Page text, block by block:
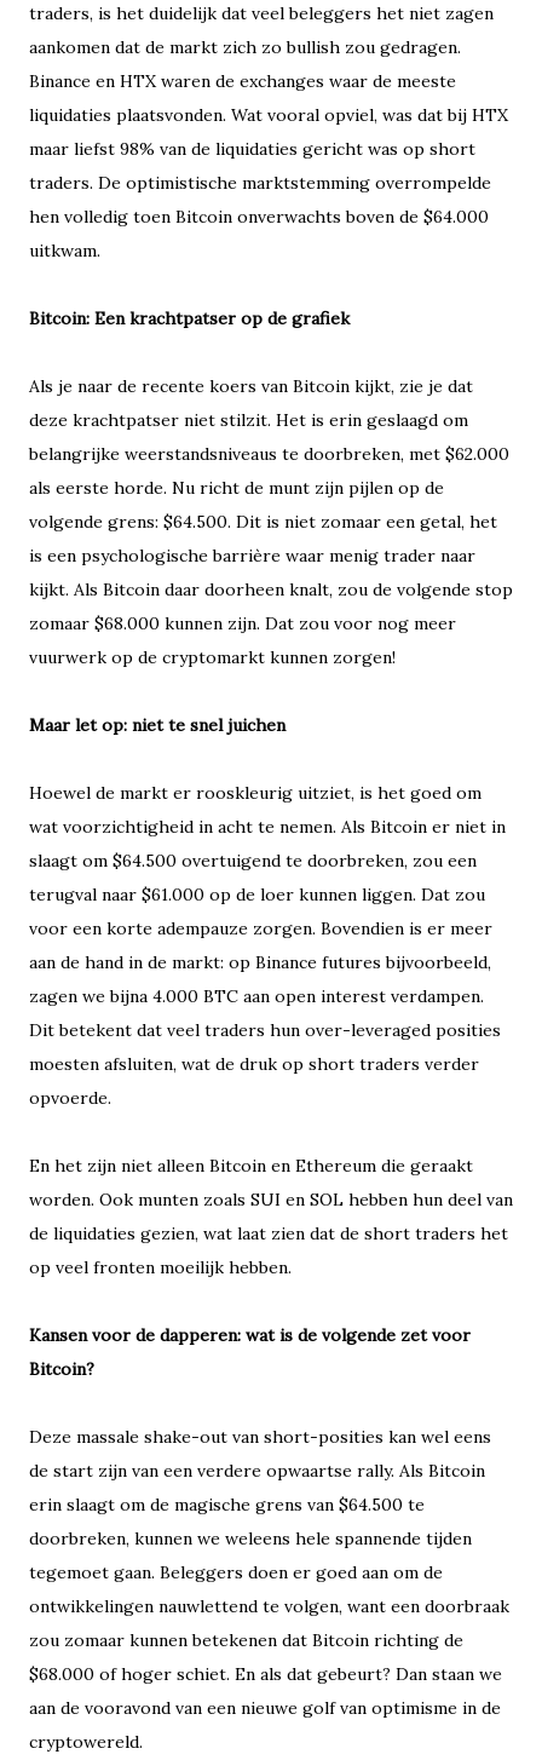
traders, is het duidelijk dat veel beleggers het niet zagen
aankomen dat de markt zich zo bullish zou gedragen.
Binance en HTX waren de exchanges waar de meeste
liquidaties plaatsvonden. Wat vooral opviel, was dat bij HTX
maar liefst 98% van de liquidaties gericht was op short
traders. De optimistische marktstemming overrompelde
hen volledig toen Bitcoin onverwachts boven de $64.000
uitkwam.
Bitcoin: Een krachtpatser op de grafiek
Als je naar de recente koers van Bitcoin kijkt, zie je dat
deze krachtpatser niet stilzit. Het is erin geslaagd om
belangrijke weerstandsniveaus te doorbreken, met $62.000
als eerste horde. Nu richt de munt zijn pijlen op de
volgende grens: $64.500. Dit is niet zomaar een getal, het
is een psychologische barrière waar menig trader naar
kijkt. Als Bitcoin daar doorheen knalt, zou de volgende stop
zomaar $68.000 kunnen zijn. Dat zou voor nog meer
vuurwerk op de cryptomarkt kunnen zorgen!
Maar let op: niet te snel juichen
Hoewel de markt er rooskleurig uitziet, is het goed om
wat voorzichtigheid in acht te nemen. Als Bitcoin er niet in
slaagt om $64.500 overtuigend te doorbreken, zou een
terugval naar $61.000 op de loer kunnen liggen. Dat zou
voor een korte adempauze zorgen. Bovendien is er meer
aan de hand in de markt: op Binance futures bijvoorbeeld,
zagen we bijna 4.000 BTC aan open interest verdampen.
Dit betekent dat veel traders hun over-leveraged posities
moesten afsluiten, wat de druk op short traders verder
opvoerde.
En het zijn niet alleen Bitcoin en Ethereum die geraakt
worden. Ook munten zoals SUI en SOL hebben hun deel van
de liquidaties gezien, wat laat zien dat de short traders het
op veel fronten moeilijk hebben.
Kansen voor de dapperen: wat is de volgende zet voor
Bitcoin?
Deze massale shake-out van short-posities kan wel eens
de start zijn van een verdere opwaartse rally. Als Bitcoin
erin slaagt om de magische grens van $64.500 te
doorbreken, kunnen we weleens hele spannende tijden
tegemoet gaan. Beleggers doen er goed aan om de
ontwikkelingen nauwlettend te volgen, want een doorbraak
zou zomaar kunnen betekenen dat Bitcoin richting de
$68.000 of hoger schiet. En als dat gebeurt? Dan staan we
aan de vooravond van een nieuwe golf van optimisme in de
cryptowereld.